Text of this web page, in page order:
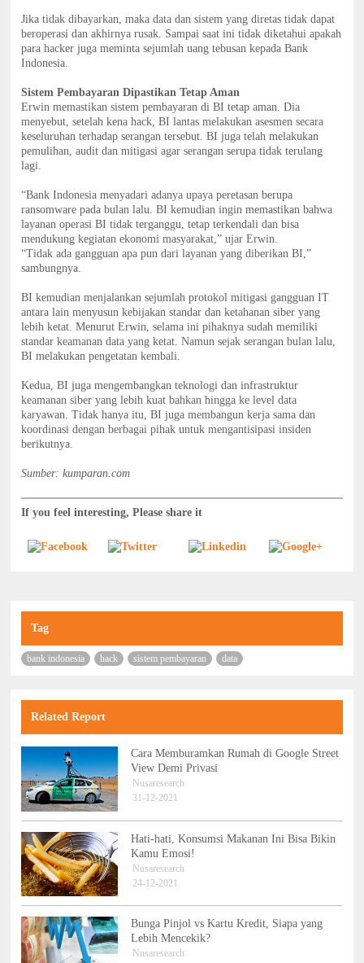
Jika tidak dibayarkan, maka data dan sistem yang diretas tidak dapat
beroperasi dan akhirnya rusak. Sampai saat ini tidak diketahui apakah
para hacker juga meminta sejumlah uang tebusan kepada Bank
Indonesia.
Sistem Pembayaran Dipastikan Tetap Aman
Erwin memastikan sistem pembayaran di BI tetap aman. Dia
menyebut, setelah kena hack, BI lantas melakukan asesmen secara
keseluruhan terhadap serangan tersebut. BI juga telah melakukan
pemulihan, audit dan mitigasi agar serangan serupa tidak terulang
lagi.
“Bank Indonesia menyadari adanya upaya peretasan berupa
ransomware pada bulan lalu. BI kemudian ingin memastikan bahwa
layanan operasi BI tidak terganggu, tetap terkendali dan bisa
mendukung kegiatan ekonomi masyarakat,” ujar Erwin.
“Tidak ada gangguan apa pun dari layanan yang diberikan BI,”
sambungnya.
BI kemudian menjalankan sejumlah protokol mitigasi gangguan IT
antara lain menyusun kebijakan standar dan ketahanan siber yang
lebih ketat. Menurut Erwin, selama ini pihaknya sudah memiliki
standar keamanan data yang ketat. Namun sejak serangan bulan lalu,
BI melakukan pengetatan kembali.
Kedua, BI juga mengembangkan teknologi dan infrastruktur
keamanan siber yang lebih kuat bahkan hingga ke level data
karyawan. Tidak hanya itu, BI juga membangun kerja sama dan
koordinasi dengan berbagai pihak untuk mengantisipasi insiden
berikutnya.
Sumber: kumparan.com
If you feel interesting, Please share it
Tag
bank indonesia hack sistem pembayaran data
Related Report
Cara Memburamkan Rumah di Google Street
View Demi Privasi
Nusaresearch
31-12-2021
Hati-hati, Konsumsi Makanan Ini Bisa Bikin
Kamu Emosi!
Nusaresearch
24-12-2021
Bunga Pinjol vs Kartu Kredit, Siapa yang
Lebih Mencekik?
Nusaresearch